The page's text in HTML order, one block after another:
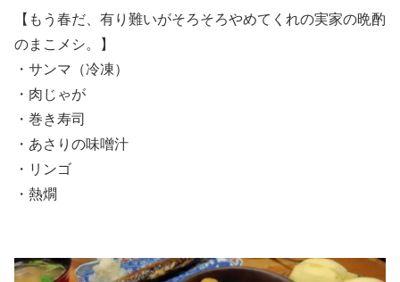
【もう春だ、有り難いがそろそろやめてくれの実家の晩酌
のまこメシ。】
・サンマ（冷凍）
・肉じゃが
・巻き寿司
・あさりの味噌汁
・リンゴ
・熱燗